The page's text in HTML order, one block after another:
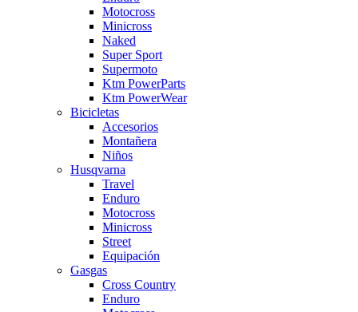
Motocross
Minicross
Naked
Super Sport
Supermoto
Ktm PowerParts
Ktm PowerWear
Bicicletas
Accesorios
Montañera
Niños
Husqvarna
Travel
Enduro
Motocross
Minicross
Street
Equipación
Gasgas
Cross Country
Enduro